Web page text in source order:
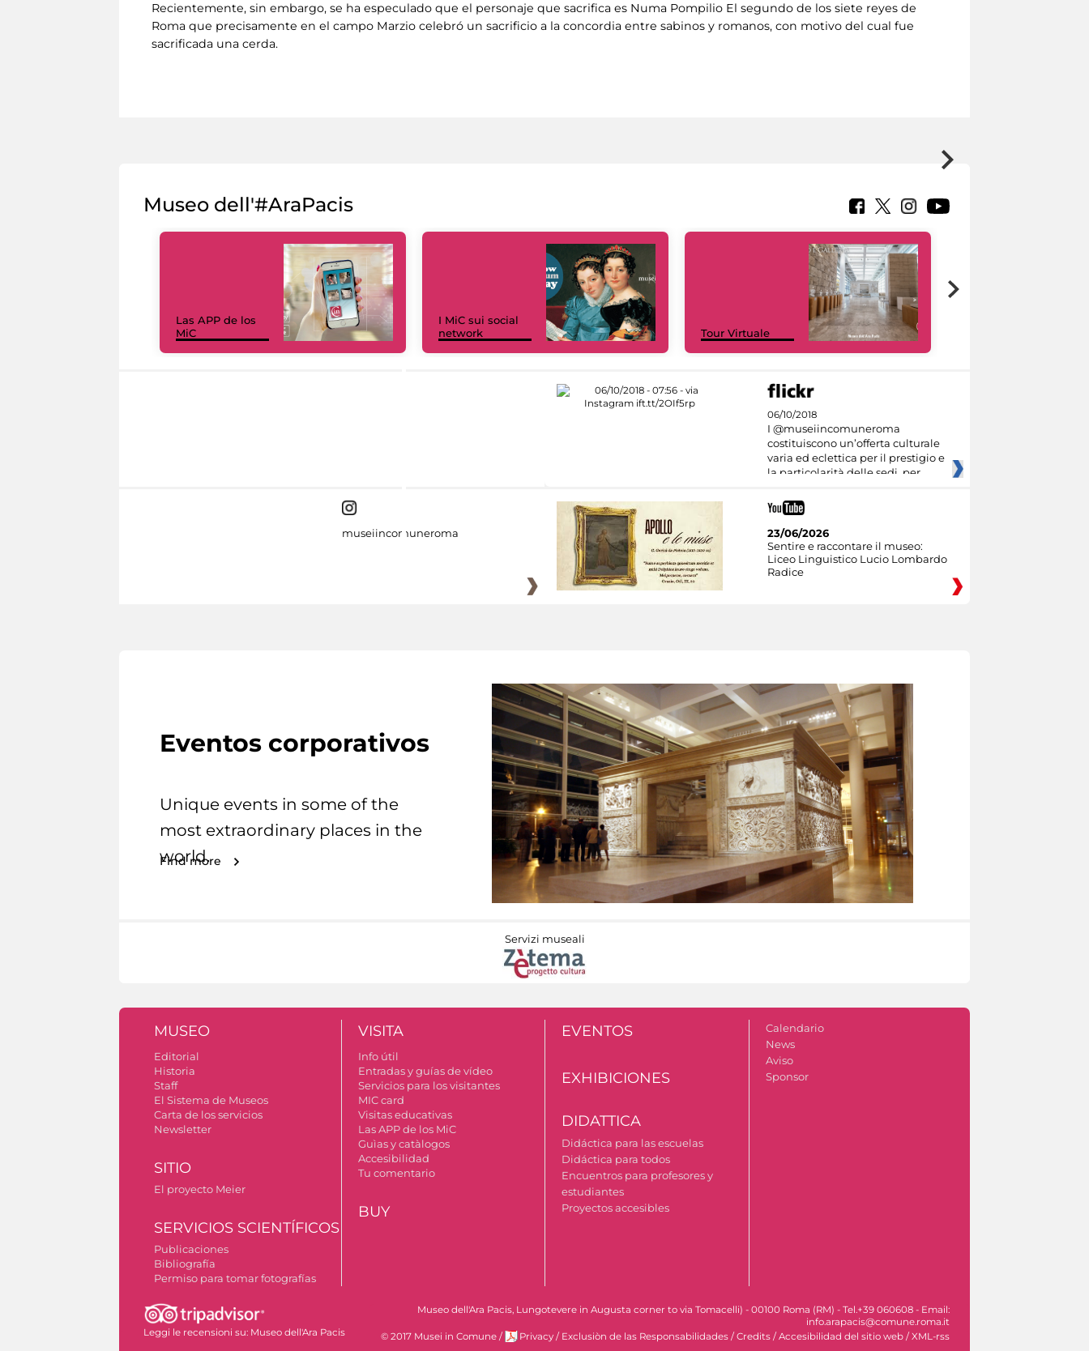
Recientemente, sin embargo, se ha especulado que el personaje que sacrifica es Numa Pompilio El segundo de los siete reyes de
Roma que precisamente en el campo Marzio celebró un sacrificio a la concordia entre sabinos y romanos, con motivo del cual fue
sacrificada una cerda.
Museo dell'#AraPacis
Las APP de los
MiC
I MiC sui social
network
Tour Virtuale
06/10/2018
I @museiincomuneroma
costituiscono un’offerta culturale
varia ed eclettica per il prestigio e
la particolarità delle sedi, per
museiincomuneroma
23/06/2026
Sentire e raccontare il museo:
Liceo Linguistico Lucio Lombardo
Radice
Eventos corporativos
Unique events in some of the
most extraordinary places in the
world.
Find more
Servizi museali
MUSEO
Editorial
Historia
Staff
El Sistema de Museos
Carta de los servicios
Newsletter
SITIO
El proyecto Meier
SERVICIOS SCIENTÍFICOS
Publicaciones
Bibliografía
Permiso para tomar fotografías
VISITA
Info útil
Entradas y guías de vídeo
Servicios para los visitantes
MIC card
Visitas educativas
Las APP de los MiC
Guìas y catàlogos
Accesibilidad
Tu comentario
BUY
EVENTOS
EXHIBICIONES
DIDATTICA
Didáctica para las escuelas
Didáctica para todos
Encuentros para profesores y
estudiantes
Proyectos accesibles
Calendario
News
Aviso
Sponsor
Leggi le recensioni su: Museo dell'Ara Pacis
Museo dell'Ara Pacis, Lungotevere in Augusta corner to via Tomacelli) - 00100 Roma (RM) - Tel.+39 060608 - Email:
info.arapacis@comune.roma.it
© 2017 Musei in Comune / Privacy / Exclusiòn de las Responsabilidades / Credits / Accesibilidad del sitio web / XML-rss